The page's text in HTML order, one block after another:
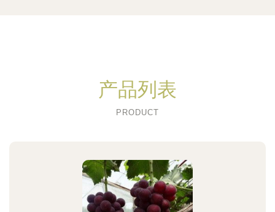
产品列表
PRODUCT